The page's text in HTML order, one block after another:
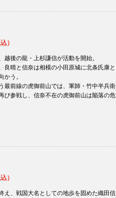
）
後の龍・上杉謙信が活動を開始。
良晴と信奈は相模の小田原城に北条氏康と
かう。
最前線の虎御前山では、軍師・竹中半兵衛
び参戦し、信奈不在の虎御前山は陥落の危
）
え、戦国大名としての地歩を固めた織田信